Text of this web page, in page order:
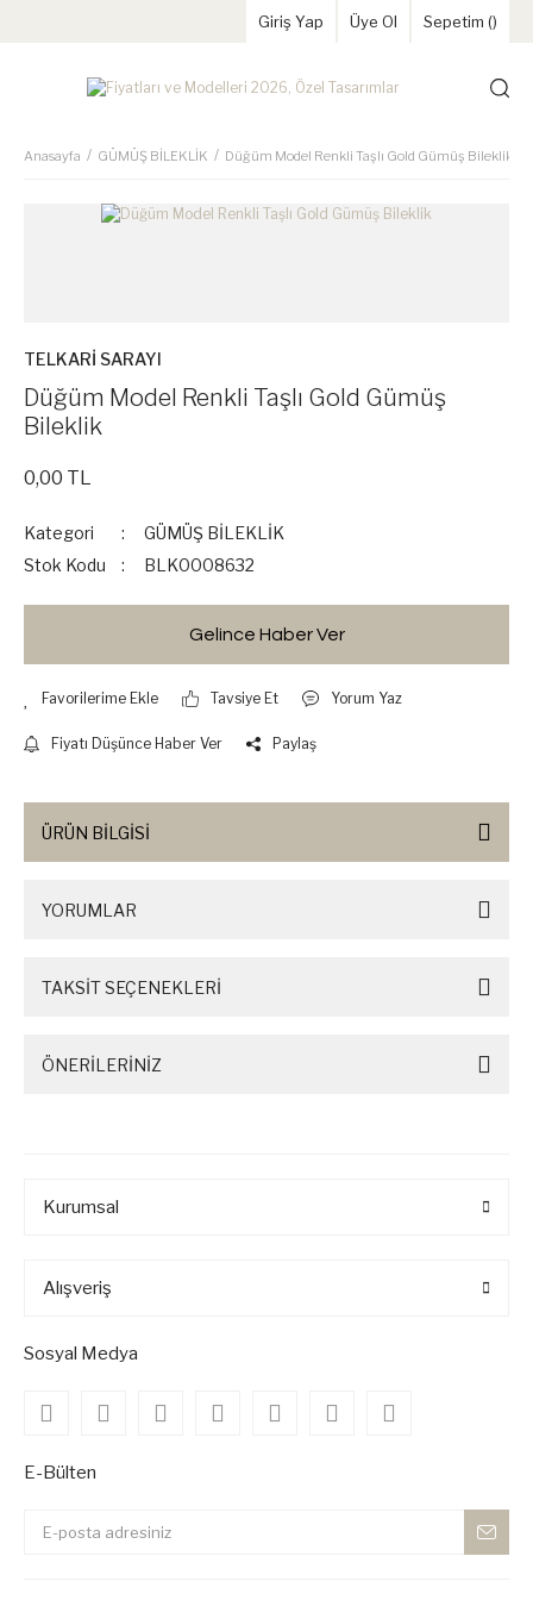
Giriş Yap Üye Ol Sepetim ()
Anasayfa GÜMÜŞ BİLEKLİK Düğüm Model Renkli Taşlı Gold Gümüş Bileklik
TELKARİ SARAYI
Düğüm Model Renkli Taşlı Gold Gümüş
Bileklik
0,00 TL
Kategori
GÜMÜŞ BİLEKLİK
Stok Kodu
BLK0008632
Gelince Haber Ver
Tavsiye Et Yorum Yaz
Fiyatı Düşünce Haber Ver Paylaş
ÜRÜN BİLGİSİ
YORUMLAR
TAKSİT SEÇENEKLERİ
ÖNERİLERİNİZ
Kurumsal
Alışveriş
Sosyal Medya
E-Bülten